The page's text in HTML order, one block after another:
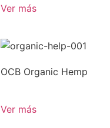
Ver más
OCB Organic Hemp
Ver más